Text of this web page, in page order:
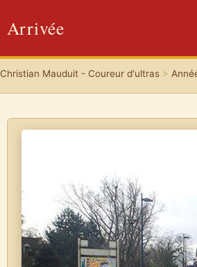
Arrivée
Christian Mauduit - Coureur d'ultras >